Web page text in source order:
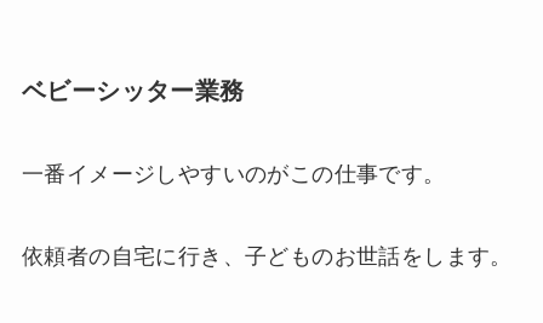
ベビーシッター業務
一番イメージしやすいのがこの仕事です。
依頼者の自宅に行き、子どものお世話をします。